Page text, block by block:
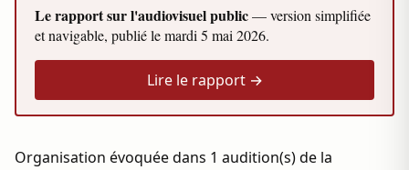
Le rapport sur l'audiovisuel public— version simplifiée
et navigable, publié lemardi 5 mai 2026.
Lire le rapport →
Organisation évoquée dans 1 audition(s) de la